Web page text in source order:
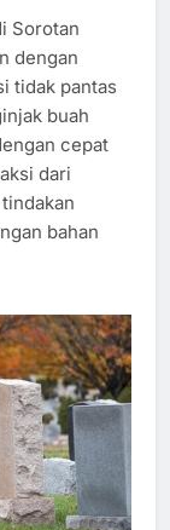
Sorotan
dengan
tidak pantas
buah
cepat
dari
bahan